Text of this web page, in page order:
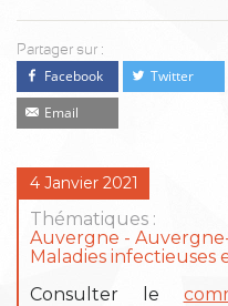
Partager sur :
Facebook Twitter
Email
4 Janvier 2021
Thématiques :
Auvergne
Maladies infectieuses
Consulter le